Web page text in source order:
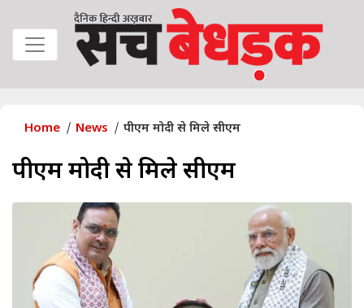
Home News पीएम मोदी से मिले सीएम
पीएम मोदी से मिले सीएम